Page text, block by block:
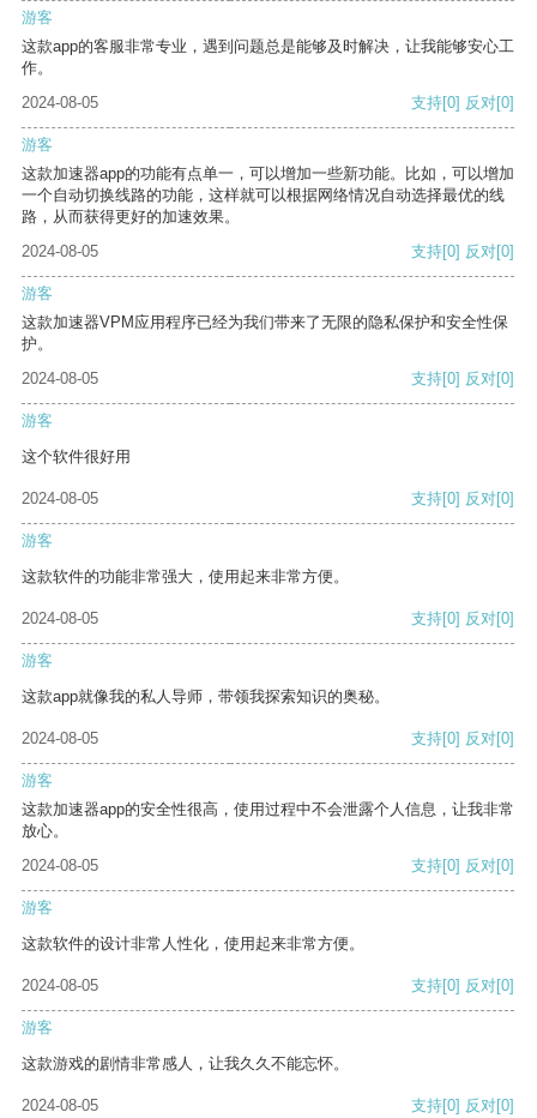
游客
这款app的客服非常专业，遇到问题总是能够及时解决，让我能够安心工
作。
2024-08-05
支持[0] 反对[0]
游客
这款加速器app的功能有点单一，可以增加一些新功能。比如，可以增加
一个自动切换线路的功能，这样就可以根据网络情况自动选择最优的线
路，从而获得更好的加速效果。
2024-08-05
支持[0] 反对[0]
游客
这款加速器VPM应用程序已经为我们带来了无限的隐私保护和安全性保
护。
2024-08-05
支持[0] 反对[0]
游客
这个软件很好用
2024-08-05 支持[0] 反对[0]
游客
这款软件的功能非常强大，使用起来非常方便。
2024-08-05 支持[0] 反对[0]
游客
这款app就像我的私人导师，带领我探索知识的奥秘。
2024-08-05 支持[0] 反对[0]
游客
这款加速器app的安全性很高，使用过程中不会泄露个人信息，让我非常
放心。
2024-08-05
支持[0] 反对[0]
游客
这款软件的设计非常人性化，使用起来非常方便。
2024-08-05 支持[0] 反对[0]
游客
这款游戏的剧情非常感人，让我久久不能忘怀。
2024-08-05 支持[0] 反对[0]